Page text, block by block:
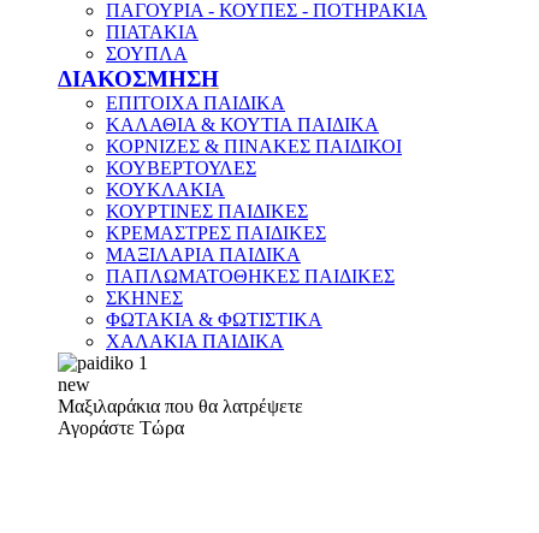
ΠΑΓΟΥΡΙΑ - ΚΟΥΠΕΣ - ΠΟΤΗΡΑΚΙΑ
ΠΙΑΤΑΚΙΑ
ΣΟΥΠΛΑ
ΔΙΑΚΟΣΜΗΣΗ
ΕΠΙΤΟΙΧΑ ΠΑΙΔΙΚΑ
ΚΑΛΑΘΙΑ & ΚΟΥΤΙΑ ΠΑΙΔΙΚΑ
ΚΟΡΝΙΖΕΣ & ΠΙΝΑΚΕΣ ΠΑΙΔΙΚΟΙ
ΚΟΥΒΕΡΤΟΥΛΕΣ
ΚΟΥΚΛΑΚΙΑ
ΚΟΥΡΤΙΝΕΣ ΠΑΙΔΙΚΕΣ
ΚΡΕΜΑΣΤΡΕΣ ΠΑΙΔΙΚΕΣ
ΜΑΞΙΛΑΡΙΑ ΠΑΙΔΙΚΑ
ΠΑΠΛΩΜΑΤΟΘΗΚΕΣ ΠΑΙΔΙΚΕΣ
ΣΚΗΝΕΣ
ΦΩΤΑΚΙΑ & ΦΩΤΙΣΤΙΚΑ
ΧΑΛΑΚΙΑ ΠΑΙΔΙΚΑ
new
Μαξιλαράκια που θα λατρέψετε
Αγοράστε Τώρα